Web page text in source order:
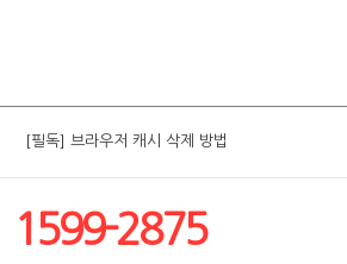
[필독] 브라우저 캐시 삭제 방법
[필독] 브라우저 캐시 삭제 방법
1599-2875